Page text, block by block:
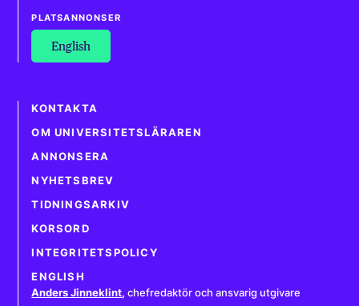
PLATSANNONSER
English
KONTAKTA
OM UNIVERSITETSLÄRAREN
ANNONSERA
NYHETSBREV
TIDNINGSARKIV
KORSORD
INTEGRITETSPOLICY
ENGLISH
Anders Jinneklint, chefredaktör och ansvarig utgivare